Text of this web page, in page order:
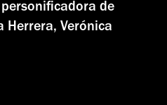
de
Herrera, Verónica